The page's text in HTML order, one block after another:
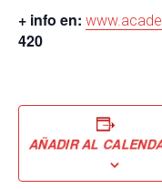
+ info en:
420
AÑADIR AL